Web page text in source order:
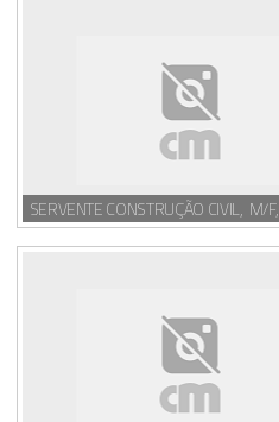
SERVENTE CONSTRUÇÃO CIVIL, M/F,